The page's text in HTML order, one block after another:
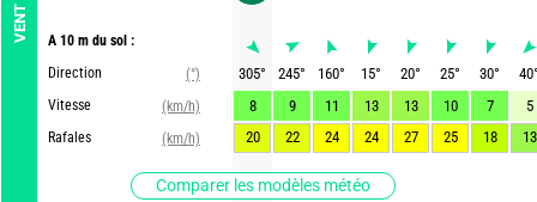
VENT
A 10 m du sol :
Direction
(°)
Vitesse
(km/h)
Rafales
(km/h)
Comparer les modèles météo
305° 245° 160° 15° 20° 25° 30° 40
8
9 11 13 13 10 7
5
20
22 24 24 27 25 18 13